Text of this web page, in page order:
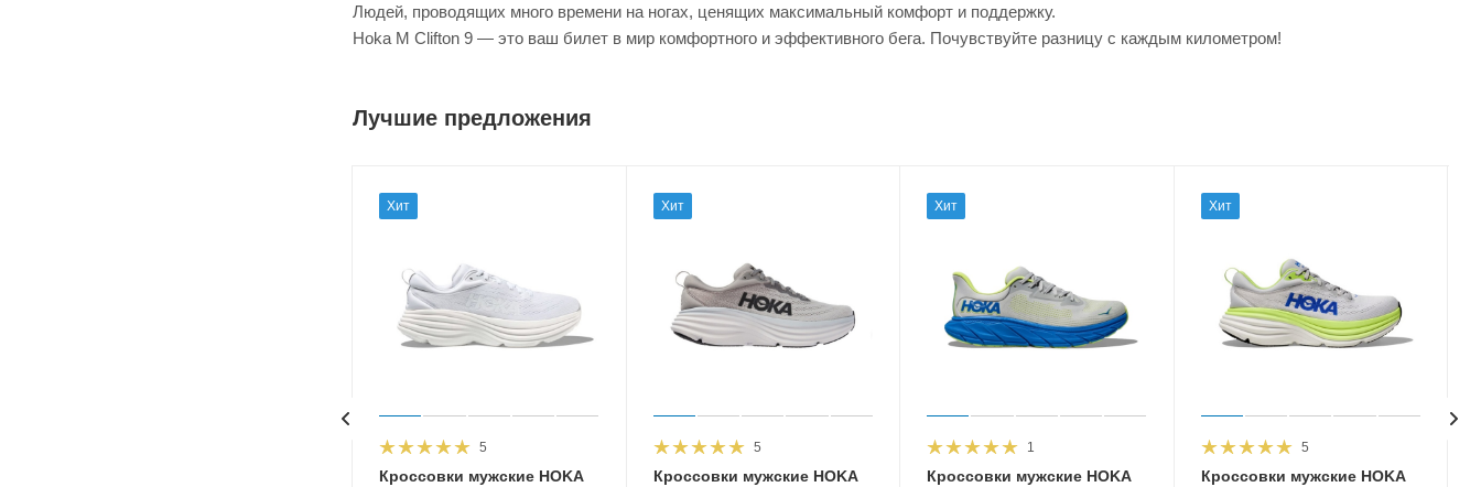
Людей, проводящих много времени на ногах, ценящих максимальный комфорт и поддержку.
Hoka M Clifton 9 — это ваш билет в мир комфортного и эффективного бега. Почувствуйте разницу с каждым километром!
Лучшие предложения
Хит
5
Кроссовки мужские HOKA
Хит
5
Кроссовки мужские HOKA
Хит
1
Кроссовки мужские HOKA
Хит
5
Кроссовки мужские HOKA